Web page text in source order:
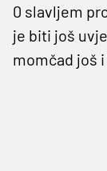
0 slavljem
je biti još
momčad još